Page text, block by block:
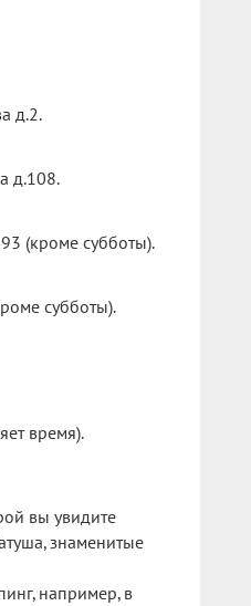
д.2.
д.108.
(кроме субботы).
субботы).
время).
вы увидите
знаменитые
например, в